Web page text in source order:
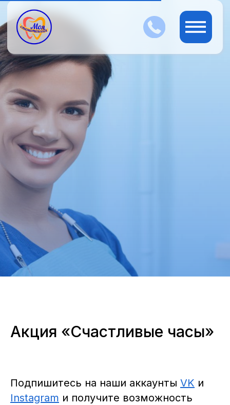
Акция «Счастливые часы»
Подпишитесь на наши аккаунты VK и
Instagram и получите возможность